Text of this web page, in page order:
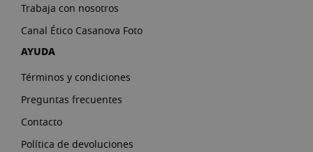
Trabaja con nosotros
Canal Ético Casanova Foto
AYUDA
Términos y condiciones
Preguntas frecuentes
Contacto
Política de devoluciones